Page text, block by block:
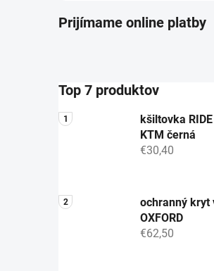
Prijímame online platby
Top 7 produktov
kšiltovka RIDE
KTM černá
€30,40
ochranný kryt
OXFORD
€62,50